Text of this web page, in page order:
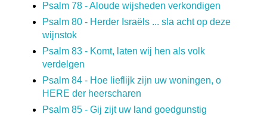
Psalm 78 - Aloude wijsheden verkondigen
Psalm 80 - Herder Israëls ... sla acht op deze
wijnstok
Psalm 83 - Komt, laten wij hen als volk
verdelgen
Psalm 84 - Hoe lieflijk zijn uw woningen, o
HERE der heerscharen
Psalm 85 - Gij zijt uw land goedgunstig